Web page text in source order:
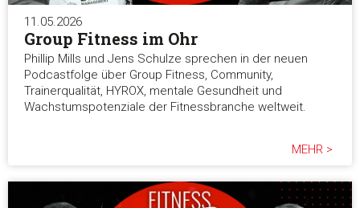
11.05.2026
Group Fitness im Ohr
Phillip Mills und Jens Schulze sprechen in der neuen
Podcastfolge über Group Fitness, Community,
Trainerqualität, HYROX, mentale Gesundheit und
Wachstumspotenziale der Fitnessbranche weltweit.
MEHR >